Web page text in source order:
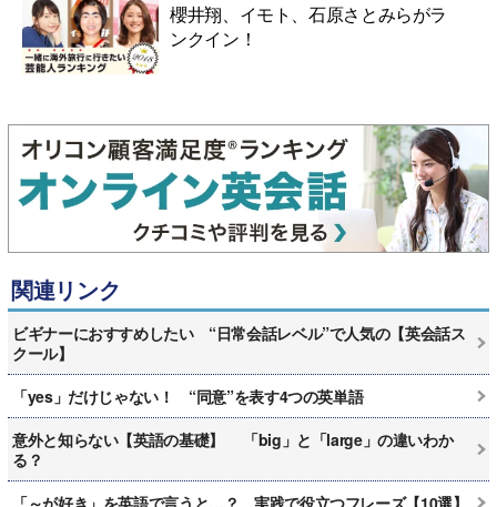
櫻井翔、イモト、石原さとみらがラ
ンクイン！
関連リンク
ビギナーにおすすめしたい “日常会話レベル”で人気の【英会話ス
クール】
「yes」だけじゃない！ “同意”を表す4つの英単語
意外と知らない【英語の基礎】 「big」と「large」の違いわか
る？